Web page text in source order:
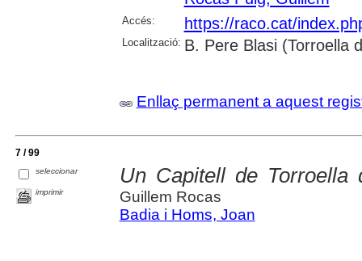
Accés: https://raco.cat/
Localització: B. Pere Blasi (Torroella
Enllaç permanent a aquest
7 / 99
seleccionar
imprimir
Un Capitell de Torroella
Guillem Rocas
Badia i Homs, Joan